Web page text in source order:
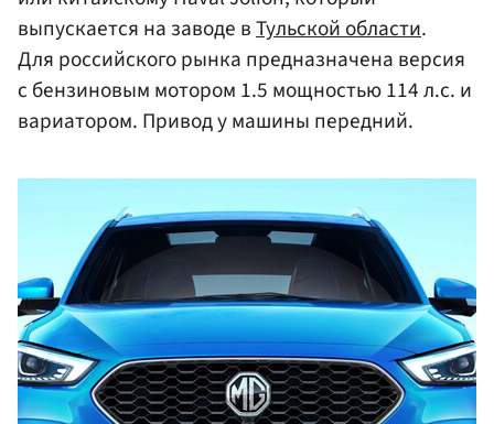
выпускается на заводе вТульской области.
Для российского рынка предназначена версия
с бензиновым мотором 1.5 мощностью 114 л.с. и
вариатором. Привод у машины передний.